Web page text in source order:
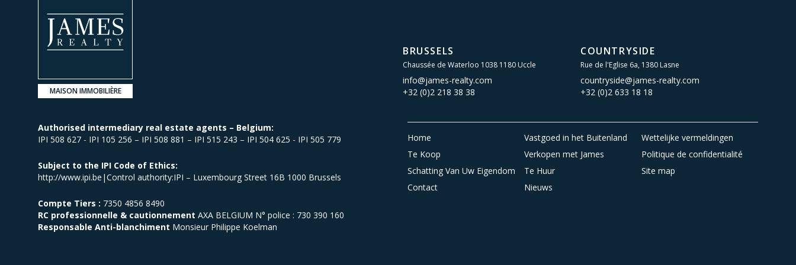
MAISON IMMOBILIÈRE
BRUSSELS
Chaussée de Waterloo 1038 1180 Uccle
info@james-realty.com
+32 (0)2 218 38 38
COUNTRYSIDE
Rue de l'Eglise 6a, 1380 Lasne
countryside@james-realty.com
+32 (0)2 633 18 18
Authorised intermediary real estate agents – Belgium:
IPI 508 627 - IPI 105 256 – IPI 508 881 – IPI 515 243 – IPI 504 625 - IPI 505 779
Subject to the IPI Code of Ethics:
http://www.ipi.be|Control authority:IPI – Luxembourg Street 16B 1000 Brussels
Compte Tiers : 7350 4856 8490
RC professionnelle & cautionnement AXA BELGIUM N° police : 730 390 160
Responsable Anti-blanchiment Monsieur Philippe Koelman
Home Vastgoed in het Buitenland
Wettelijke vermeldingen
Te Koop
Verkopen met James
Politique de confidentialité
Schatting Van Uw Eigendom
Te Huur
Site map
Contact
Nieuws